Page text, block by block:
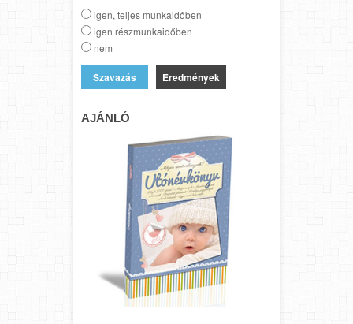
igen, teljes munkaidőben
igen részmunkaidőben
nem
Eredmények
AJÁNLÓ